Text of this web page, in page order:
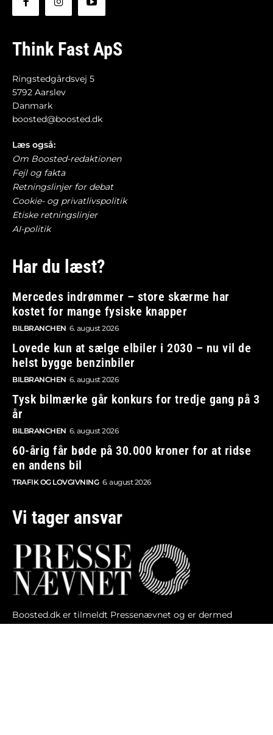
Think Fast ApS
Ringstedgårdsvej 5
5792 Aarslev
Danmark
boosted@boosted.dk
Læs også:
Om Boosted-redaktionen
Fejl og fakta
Retningslinjer for debat
Cookie- og privatlivspolitik
Etiske retningslinjer
AI-politik
Har du læst?
Mercedes indrømmer – store skærme har
kostet for mange fysiske knapper
BILBRANCHEN 6. august 2026
Lovede kun at sælge elbiler i 2030 – nu vil de
helst bygge benzinbiler
BILBRANCHEN 6. august 2026
Tysk bilmærke går konkurs for tredje gang på 3
år
BILBRANCHEN 6. august 2026
60-årig får bøde på 30.000 kroner for at ridse
en andens bil
TRAFIK OG LOVGIVNING 6. august 2026
Vi tager ansvar
Boosted.dk er tilmeldt Pressenævnet og er dermed